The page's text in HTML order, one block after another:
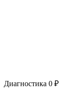
Диагностика 0 ₽